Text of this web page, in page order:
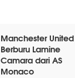
Manchester
Berburu Lamine
Camara dari AS
Monaco